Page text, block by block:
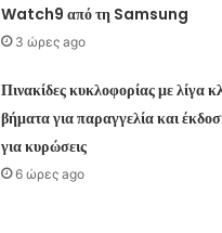
Watch9 από τη Samsung
3 ώρες ago
Πινακίδες κυκλοφορίας με λίγα
βήματα για παραγγελία και
για κυρώσεις
6 ώρες ago